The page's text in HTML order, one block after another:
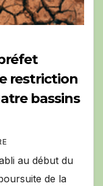
restriction
bassins
au début du
de la